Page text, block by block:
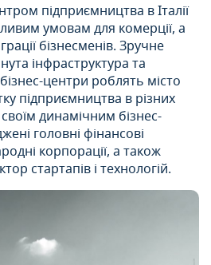
підприємництва в Італії
умовам для комерції, а
бізнесменів. Зручне
інфраструктура та
центри роблять місто
підприємництва в різних
динамічним бізнес-
головні фінансові
корпорації, а також
стартапів і технологій.